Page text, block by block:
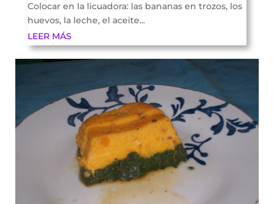
Colocar en la licuadora: las bananas en trozos, los
huevos, la leche, el aceite...
LEER MÁS